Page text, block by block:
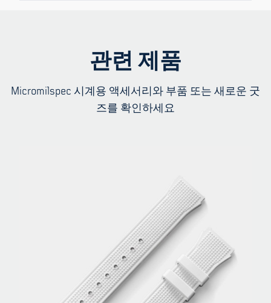
관련 제품
Micromilspec 시계용 액세서리와 부품 또는 새로운 굿
즈를 확인하세요